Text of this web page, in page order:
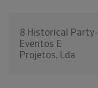
8 Historical Party-
Eventos E
Projetos, Lda